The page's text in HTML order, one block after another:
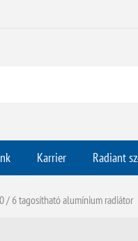
Karrier Radiant
/ 6 tagosítható alumínium radiátor